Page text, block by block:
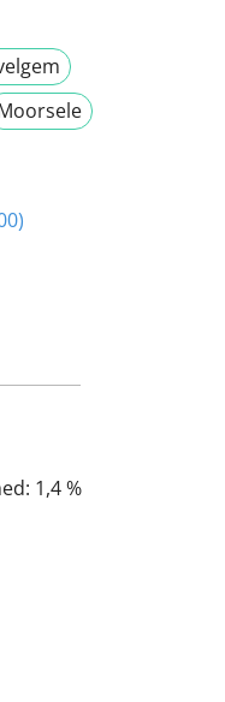
1,4 %